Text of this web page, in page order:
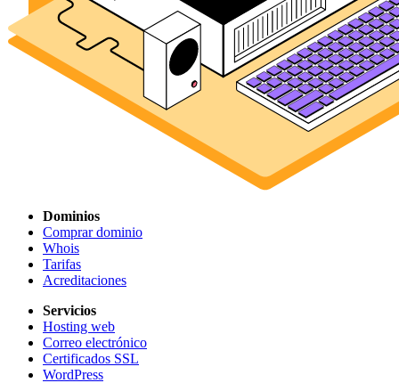
Dominios
Comprar dominio
Whois
Tarifas
Acreditaciones
Servicios
Hosting web
Correo electrónico
Certificados SSL
WordPress